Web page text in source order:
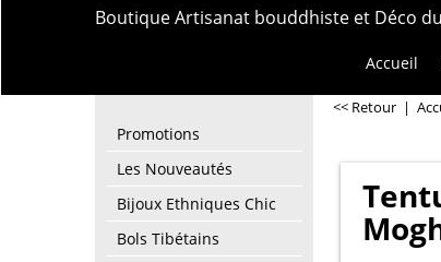
Boutique Artisanat bouddhiste et Déco
Accueil
Promotions
Les Nouveautés
Bijoux Ethniques Chic
Bols Tibétains
<< Retour |